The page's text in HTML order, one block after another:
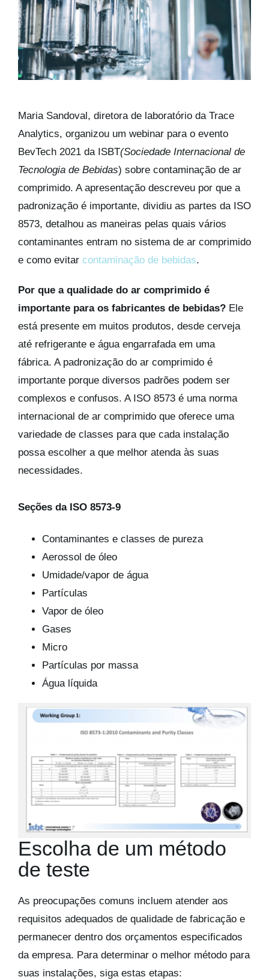
Kits AirCheck
Account
Maria Sandoval, diretora de laboratório da Trace
Analytics, organizou um webinar para o evento
BevTech 2021 da ISBT(Sociedade Internacional de
Tecnologia de Bebidas) sobre contaminação de ar
comprimido. A apresentação descreveu por que a
padronização é importante, dividiu as partes da ISO
8573, detalhou as maneiras pelas quais vários
contaminantes entram no sistema de ar comprimido
e como evitar contaminação de bebidas.
Por que a qualidade do ar comprimido é
importante para os fabricantes de bebidas?Ele
está presente em muitos produtos, desde cerveja
até refrigerante e água engarrafada em uma
fábrica. A padronização do ar comprimido é
importante porque diversos padrões podem ser
complexos e confusos. A ISO 8573 é uma norma
internacional de ar comprimido que oferece uma
variedade de classes para que cada instalação
possa escolher a que melhor atenda às suas
necessidades.
Seções da ISO 8573-9
Contaminantes e classes de pureza
Aerossol de óleo
Umidade/vapor de água
Partículas
Vapor de óleo
Gases
Micro
Partículas por massa
Água líquida
Escolha de um método
de teste
As preocupações comuns incluem atender aos
requisitos adequados de qualidade de fabricação e
permanecer dentro dos orçamentos especificados
da empresa. Para determinar o melhor método para
suas instalações, siga estas etapas: